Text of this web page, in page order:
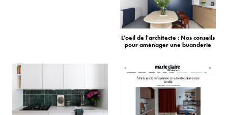
L'oeil de l'architecte : Nos conseils
pour aménager une buanderie